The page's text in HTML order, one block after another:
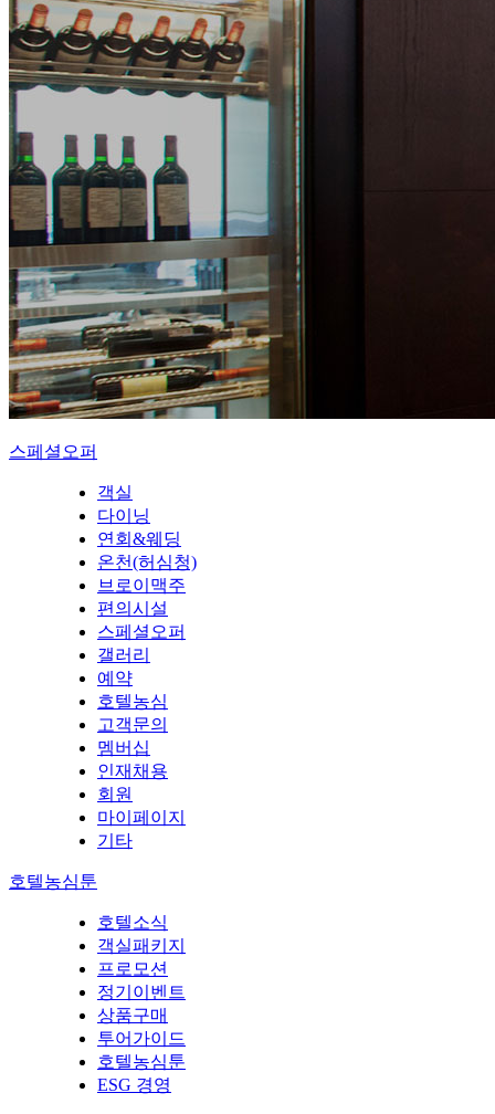
스페셜오퍼
객실
다이닝
연회&웨딩
온천(허심청)
브로이맥주
편의시설
스페셜오퍼
갤러리
예약
호텔농심
고객문의
멤버십
인재채용
회원
마이페이지
기타
호텔농심툰
호텔소식
객실패키지
프로모션
정기이벤트
상품구매
투어가이드
호텔농심툰
ESG 경영